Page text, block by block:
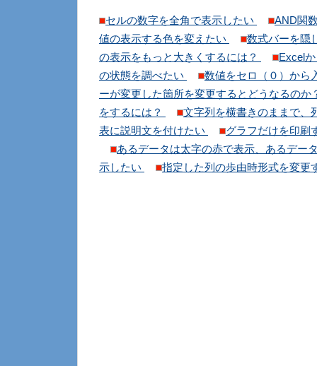
セルの数字を全角で表示したい
AND関
値の表示する色を変えたい
数式バーを隠
の表示をもっと大きくするには？
Excel
の状態を調べたい
数値をセロ（０）から
ーが変更した箇所を変更するとどうなるのか
をするには？
文字列を横書きのままで、
表に説明文を付けたい
グラフだけを印刷
あるデータは太字の赤で表示、あるデー
示したい
指定した列の歩由時形式を変更